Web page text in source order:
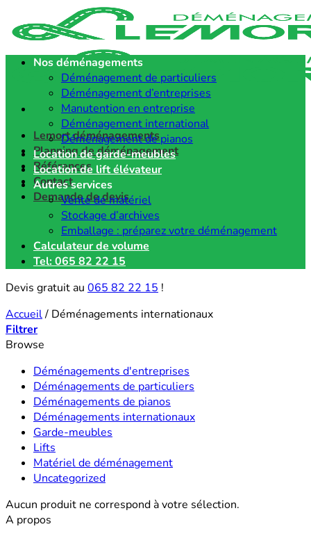
au
contenu
Lemort déménagements
Planning de déménagement
Références
Contact
Demande de devis
Nos déménagements
Déménagement de particuliers
Déménagement d’entreprises
Manutention en entreprise
Déménagement international
Déménagement de pianos
Location de garde-meubles
Location de lift élévateur
Autres services
Vente de matériel
Stockage d’archives
Emballage : préparez votre déménagement
Calculateur de volume
Tel: 065 82 22 15
Devis gratuit au 065 82 22 15 !
Accueil/ Déménagements internationaux
Filtrer
Browse
Déménagements d'entreprises
Déménagements de particuliers
Déménagements de pianos
Déménagements internationaux
Garde-meubles
Lifts
Matériel de déménagement
Uncategorized
Aucun produit ne correspond à votre sélection.
A propos